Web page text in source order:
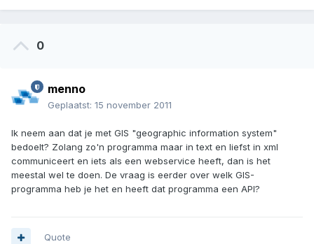
0
menno
Geplaatst: 15 november 2011
Ik neem aan dat je met GIS "geographic information system"
bedoelt? Zolang zo'n programma maar in text en liefst in xml
communiceert en iets als een webservice heeft, dan is het
meestal wel te doen. De vraag is eerder over welk GIS-
programma heb je het en heeft dat programma een API?
Quote